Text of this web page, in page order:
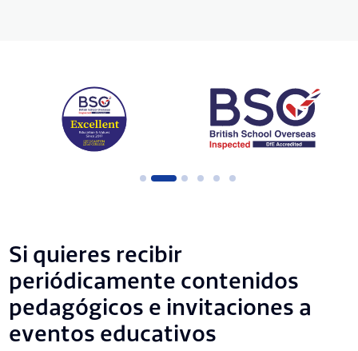
Si quieres recibir
periódicamente contenidos
pedagógicos e invitaciones a
eventos educativos